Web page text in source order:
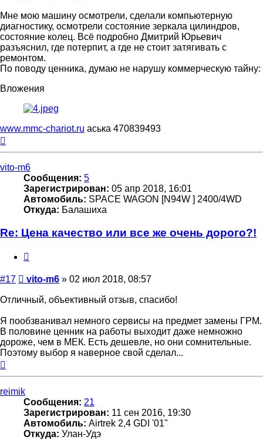
Мне мою машину осмотрели, сделали компьютерную
диагностику, осмотрели состояние зеркала цилиндров,
состояние колец. Всё подробно Дмитрий Юрьевич
разъяснил, где потерпит, а где не стоит затягивать с
ремонтом.
По поводу ценника, думаю не нарушу коммерческую тайну:
Вложения
www.mmc-chariot.ru аська 470839493
vito-m6
Сообщения: 5
Зарегистрирован: 05 апр 2018, 16:01
Автомобиль: SPACE WAGON [N94W ] 2400/4WD
Откуда: Балашиха
Re: Цена качество или все же очень дорого?!
#17 Сообщение
vito-m6 » 02 июл 2018, 08:57
Отличный, объективный отзыв, спасибо!
Я пообзванивал немного сервисы на предмет замены ГРМ.
В половине ценник на работы выходит даже немножно
дороже, чем в МЕК. Есть дешевле, но они сомнительные.
Поэтому выбор я наверное свой сделал...
reimik
Сообщения: 21
Зарегистрирован: 11 сен 2016, 19:30
Автомобиль: Airtrek 2,4 GDI '01"
Откуда: Улан-Удэ